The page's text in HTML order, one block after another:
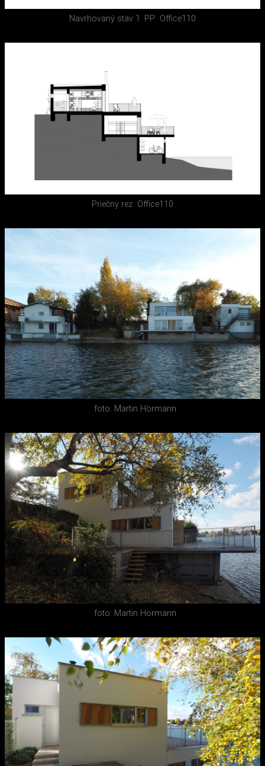
Navrhovaný stav 1. PP Office110
Priečny rez Office110
foto: Martin Hörmann
foto: Martin Hörmann